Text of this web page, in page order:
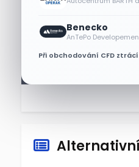
Benecko
AnTePo
Při obchodování CFD
Alternativní